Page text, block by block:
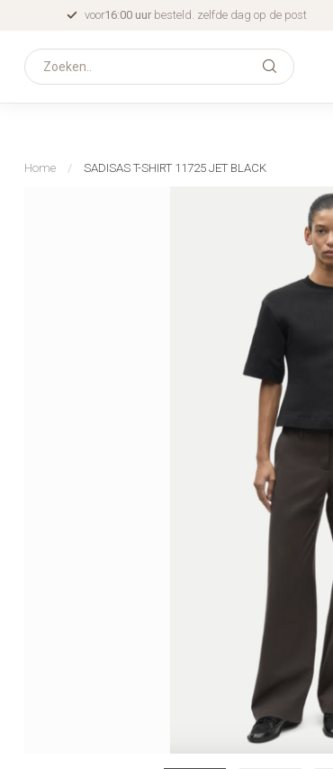
voor16:00 uur besteld. zelfde dag op de post
Home / SADISAS T-SHIRT 11725 JET BLACK